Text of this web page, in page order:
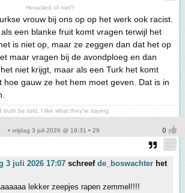
Heraclied of niet?
vrouw bij ons op op het werk ook racist.
een blanke fruit komt vragen terwijl het
is niet op, maar ze zeggen dan dat het op
maar vragen bij de avondploeg en dan
niet krijgt, maar als een Turk het komt
hoe gauw ze het hem moet geven. Dat is in
be told, I like what they're saying.
• vrijdag 3 juli 2026 @ 19:31 • 29
3 juli 2026 17:07 schreef de_boswachter het
lekker zeepjes rapen zemmel!!!!